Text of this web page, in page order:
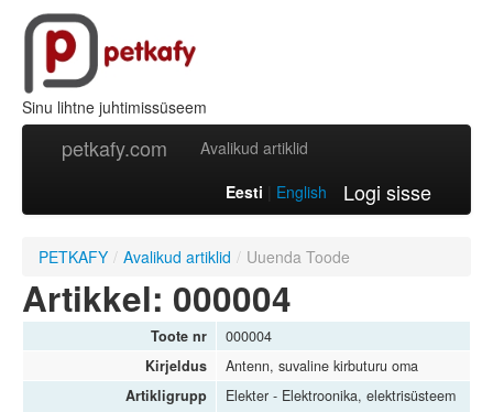
Sinu lihtne juhtimissüseem
petkafy.com Avalikud artiklid
Logi sisse
Eesti English
PETKAFY / Avalikud artiklid / Uuenda Toode
Artikkel: 000004
Toote nr
000004
Kirjeldus
Antenn, suvaline kirbuturu oma
Artikligrupp
Elekter - Elektroonika, elektrisüsteem